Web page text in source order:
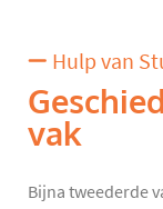
Hulp van
vak
Bijna tweederde